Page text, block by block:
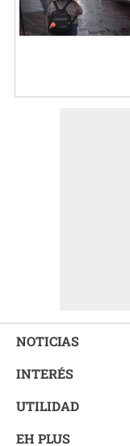
NOTICIAS
INTERÉS
UTILIDAD
EH PLUS